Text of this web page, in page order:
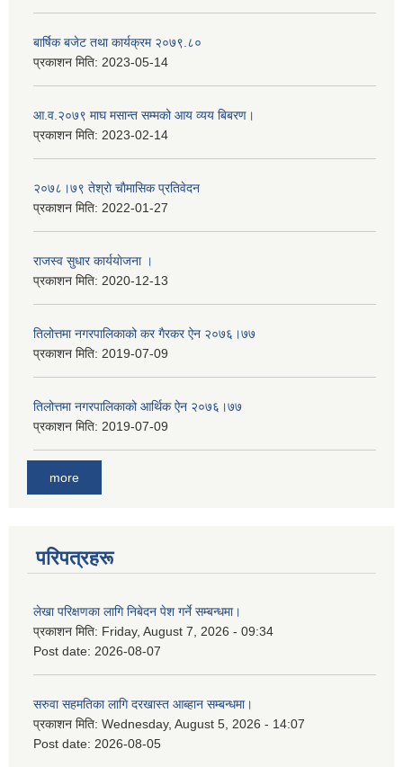
बार्षिक बजेट तथा कार्यक्रम २०७९.८०
प्रकाशन मिति: 2023-05-14
आ.व.२०७९ माघ मसान्त सम्मको आय व्यय बिबरण।
प्रकाशन मिति: 2023-02-14
२०७८।७९ तेश्राे चाैमासिक प्रतिवेदन
प्रकाशन मिति: 2022-01-27
राजस्व सुधार कार्ययाेजना ।
प्रकाशन मिति: 2020-12-13
तिलोत्तमा नगरपालिकाको कर गैरकर ऐन २०७६।७७
प्रकाशन मिति: 2019-07-09
तिलोत्तमा नगरपालिकाको आर्थिक ऐन २०७६।७७
प्रकाशन मिति: 2019-07-09
more
परिपत्रहरू
लेखा परिक्षणका लागि निबेदन पेश गर्ने सम्बन्धमा।
प्रकाशन मिति: Friday, August 7, 2026 - 09:34
Post date: 2026-08-07
सरुवा सहमतिका लागि दरखास्त आब्हान सम्बन्धमा।
प्रकाशन मिति: Wednesday, August 5, 2026 - 14:07
Post date: 2026-08-05